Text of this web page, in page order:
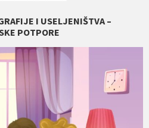
I USELJENIŠTVA –
POTPORE